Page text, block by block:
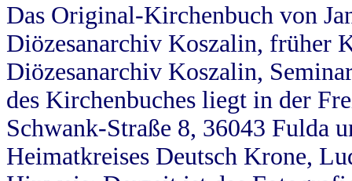
Das Original-Kirchenbuch von
Diözesanarchiv Koszalin, früher
Diözesanarchiv Koszalin,
des Kirchenbuches liegt in der
Schwank-Straße 8, 36043 Fulda
Heimatkreises Deutsch Krone,